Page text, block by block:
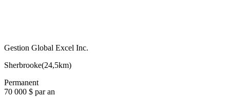
Gestion Global Excel Inc.
Sherbrooke(24,5km)
Permanent
70 000 $ par an